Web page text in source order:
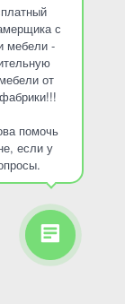
с
мебели -
от
помочь
если у